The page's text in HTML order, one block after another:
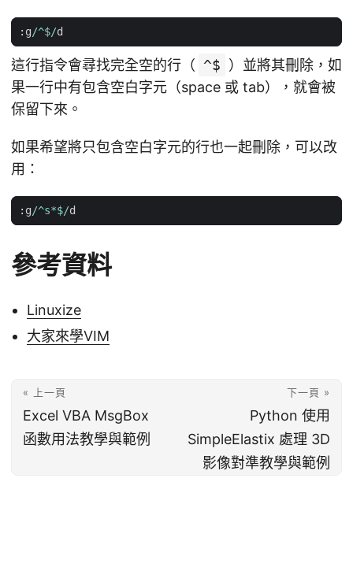
: g/^$/d
這行指令會尋找完全空的行（ ^$ ）並將其刪除，如
果一行中有包含空白字元（space 或 tab），就會被
保留下來。
如果希望將只包含空白字元的行也一起刪除，可以改
用：
: g/^s*$/d
參考資料
Linuxize
大家來學VIM
« 上一頁
Excel VBA MsgBox
函數用法教學與範例
下一頁 »
Python 使用
SimpleElastix 處理 3D
影像對準教學與範例